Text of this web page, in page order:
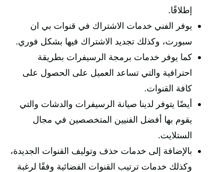
إطلاقًا.
يوفر الفني خدمات الاشتراك في قنوات بي ان
سبورت، وكذلك تجديد الاشتراك فيها بشكل فوري.
كما يوفر خدمات برمجة الرسيفرات بطريقة
احترافية والتي تساعد العميل على الحصول على
كافة القنوات.
أيضًا يتوفر لدينا صيانة الرسيفرات والدشات والتي
يقوم بها أفضل الفنيين المتخصصين في مجال
الستلايت.
بالإضافة إلى خدمات حذف وتوليف القنوات الجديدة،
وكذلك خدمات ترتيب القنوات الفضائية وفقًا لرغبة